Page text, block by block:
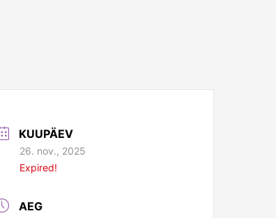
KUUPÄEV
26. nov., 2025
Expired!
AEG